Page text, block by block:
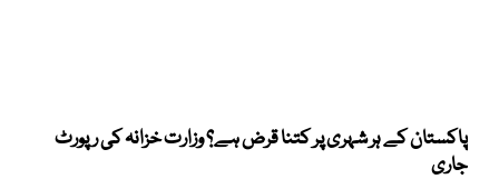
پاکستان کے ہر شہری پر کتنا قرض ہے؟ وزارت خزانہ کی رپورٹ
جاری